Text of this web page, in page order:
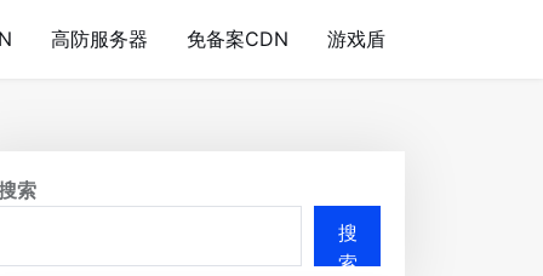
高防服务器 免备案CDN 游戏盾
索
搜
索